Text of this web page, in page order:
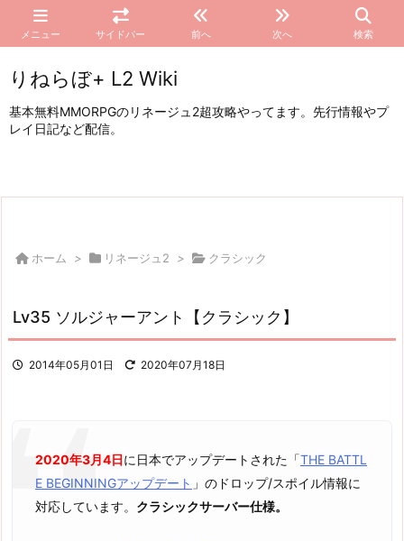
メニュー サイドバー 前へ 次へ 検索
りねらぼ+ L2 Wiki
基本無料MMORPGのリネージュ2超攻略やってます。先行情報やプ
レイ日記など配信。
ホーム > リネージュ2 > クラシック
Lv35 ソルジャーアント【クラシック】
2014年05月01日 2020年07月18日
2020年3月4日に日本でアップデートされた「THE BATTL
E BEGINNINGアップデート 」のドロップ/スポイル情報に
対応しています。 クラシックサーバー仕様。